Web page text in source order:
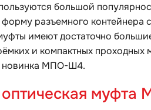
большой
разъемного контейнера
имеют достаточно
и компактных проходных
новинка МПО-Ш4.